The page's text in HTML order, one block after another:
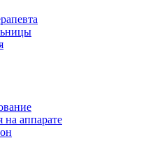
на аппарате